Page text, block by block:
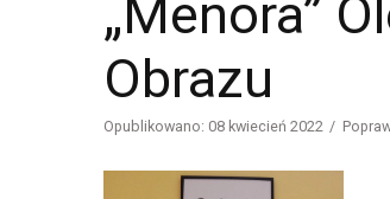
„Menora”
Obrazu
Opublikowano: 08 kwiecień 2022